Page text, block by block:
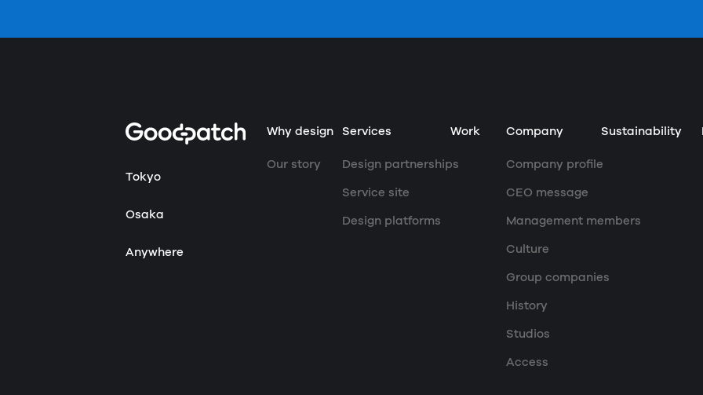
HomeWhy design
Our story
Services
Design partnerships
Service site
Design platforms
Work Company
Company profile
CEO message
Management members
Culture
Group companies
History
Studios
Access
Sustainability
Tokyo
Osaka
Anywhere